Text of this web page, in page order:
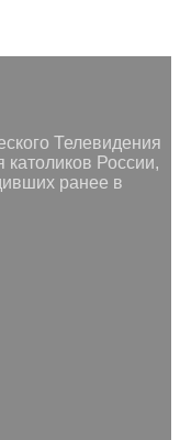
Телевидения
католиков России,
ранее в